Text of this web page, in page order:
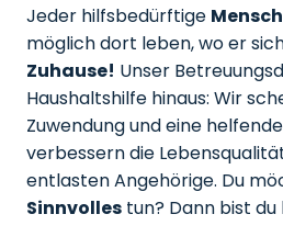
Jeder hilfsbedürftige Mensch
möglich dort leben, wo er
Zuhause! Unser
Haushaltshilfe hinaus: Wir
Zuwendung und eine
verbessern die
entlasten Angehörige. Du
Sinnvolles tun? Dann bist